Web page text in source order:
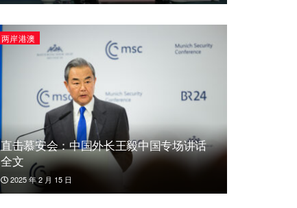
两岸港澳
直击慕安会：中国外长王毅中国专场讲话
全文
2025 年 2 月 15 日